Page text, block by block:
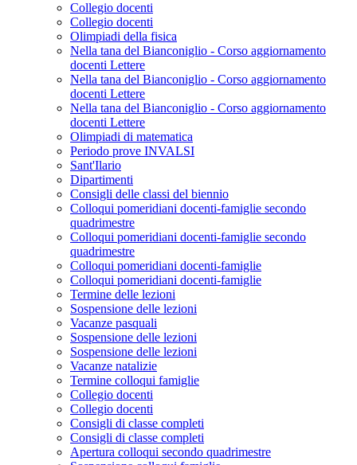
Collegio docenti
Collegio docenti
Olimpiadi della fisica
Nella tana del Bianconiglio - Corso aggiornamento
docenti Lettere
Nella tana del Bianconiglio - Corso aggiornamento
docenti Lettere
Nella tana del Bianconiglio - Corso aggiornamento
docenti Lettere
Olimpiadi di matematica
Periodo prove INVALSI
Sant'Ilario
Dipartimenti
Consigli delle classi del biennio
Colloqui pomeridiani docenti-famiglie secondo
quadrimestre
Colloqui pomeridiani docenti-famiglie secondo
quadrimestre
Colloqui pomeridiani docenti-famiglie
Colloqui pomeridiani docenti-famiglie
Termine delle lezioni
Sospensione delle lezioni
Vacanze pasquali
Sospensione delle lezioni
Sospensione delle lezioni
Vacanze natalizie
Termine colloqui famiglie
Collegio docenti
Collegio docenti
Consigli di classe completi
Consigli di classe completi
Apertura colloqui secondo quadrimestre